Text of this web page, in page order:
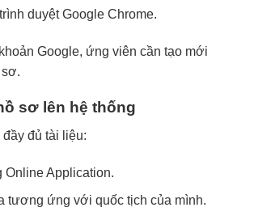
duyệt Google Chrome.
Google, ứng viên cần tạo mới
sơ lên hệ thống
đủ tài liệu:
Online Application.
tương ứng với quốc tịch của mình.